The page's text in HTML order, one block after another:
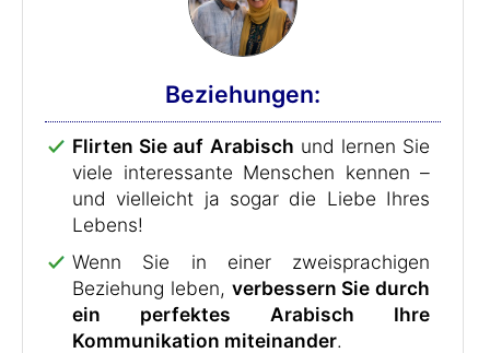
Beziehungen:
Flirten Sie auf Arabisch und lernen Sie
viele interessante Menschen kennen –
und vielleicht ja sogar die Liebe Ihres
Lebens!
Wenn Sie in einer zweisprachigen
Beziehung leben, verbessern Sie durch
ein perfektes Arabisch Ihre
Kommunikation miteinander.